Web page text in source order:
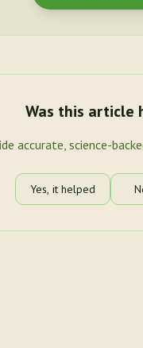
Was this article
accurate, science-
Yes, it helped